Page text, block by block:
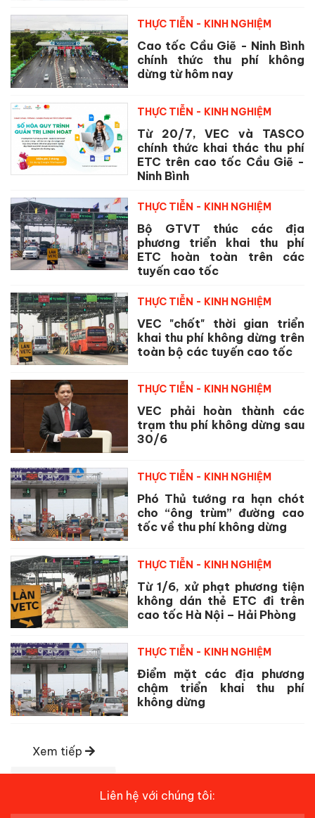
THỰC TIỄN - KINH NGHIỆM
Cao tốc Cầu Giẽ - Ninh Bình
chính thức thu phí không
dừng từ hôm nay
THỰC TIỄN - KINH NGHIỆM
Từ 20/7, VEC và TASCO
chính thức khai thác thu phí
ETC trên cao tốc Cầu Giẽ -
Ninh Bình
THỰC TIỄN - KINH NGHIỆM
Bộ GTVT thúc các địa
phương triển khai thu phí
ETC hoàn toàn trên các
tuyến cao tốc
THỰC TIỄN - KINH NGHIỆM
VEC "chốt" thời gian triển
khai thu phí không dừng trên
toàn bộ các tuyến cao tốc
THỰC TIỄN - KINH NGHIỆM
VEC phải hoàn thành các
trạm thu phí không dừng sau
30/6
THỰC TIỄN - KINH NGHIỆM
Phó Thủ tướng ra hạn chót
cho “ông trùm” đường cao
tốc về thu phí không dừng
THỰC TIỄN - KINH NGHIỆM
Từ 1/6, xử phạt phương tiện
không dán thẻ ETC đi trên
cao tốc Hà Nội – Hải Phòng
THỰC TIỄN - KINH NGHIỆM
Điểm mặt các địa phương
chậm triển khai thu phí
không dừng
Xem tiếp
Liên hệ với chúng tôi: